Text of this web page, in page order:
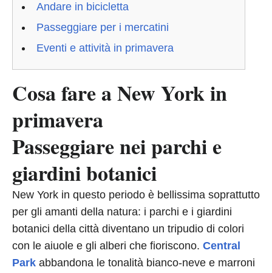
Andare in bicicletta
Passeggiare per i mercatini
Eventi e attività in primavera
Cosa fare a New York in
primavera
Passeggiare nei parchi e
giardini botanici
New York in questo periodo è bellissima soprattutto
per gli amanti della natura: i parchi e i giardini
botanici della città diventano un tripudio di colori
con le aiuole e gli alberi che fioriscono. Central
Park abbandona le tonalità bianco-neve e marroni